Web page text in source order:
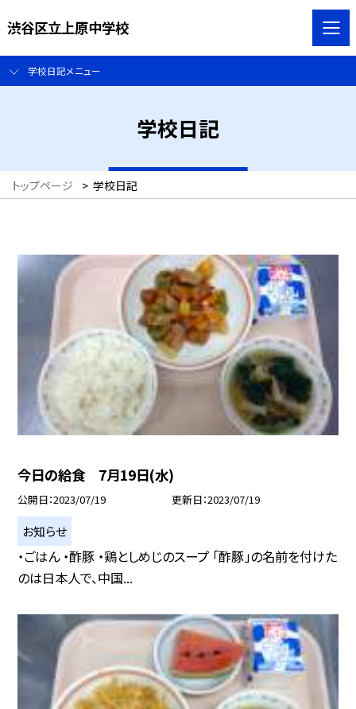
渋谷区立上原中学校
学校日記メニュー
学校日記
トップページ > 学校日記
今日の給食 7月19日(水)
公開日 2023/07/19 更新日 2023/07/19
お知らせ
・ごはん ・酢豚 ・鶏としめじのスープ 「酢豚」の名前を付けた
のは日本人で、中国...